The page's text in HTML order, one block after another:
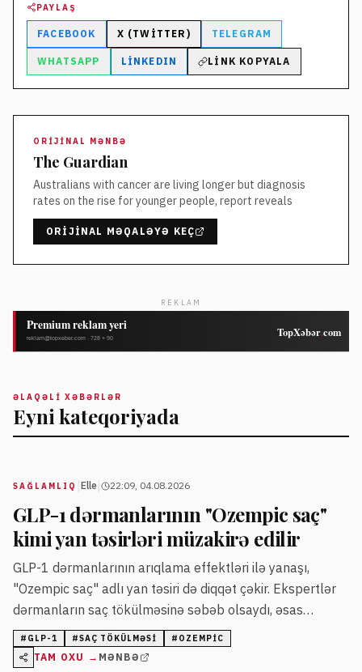
PAYLAŞ
FACEBOOK X (TWITTER) TELEGRAM
WHATSAPP LINKEDIN LINK KOPYALA
ORIJINAL MƏNBƏ
The Guardian
Australians with cancer are living longer but diagnosis
rates on the rise for younger people, report reveals
ORIJINAL MƏQALƏYƏ KEÇ
REKLAM
ƏLAQƏLI XƏBƏRLƏR
Eyni kateqoriyada
SAĞLAMLIQ Elle 22:09, 04.08.2026
GLP-1 dərmanlarının "Ozempic saç"
kimi yan təsirləri müzakirə edilir
GLP-1 dərmanlarının arıqlama effektləri ilə yanaşı,
"Ozempic saç" adlı yan təsiri də diqqət çəkir. Ekspertlər
dərmanların saç tökülməsinə səbəb olsaydı, əsas
səbəbin sürətli kilo itkisi və qidalanma dəyişiklikləri
olduğunu bildirirlər.
# GLP-1 #SAÇ TÖKÜLMƏSI # OZEMPIC
TAM OXU → MƏNBƏ